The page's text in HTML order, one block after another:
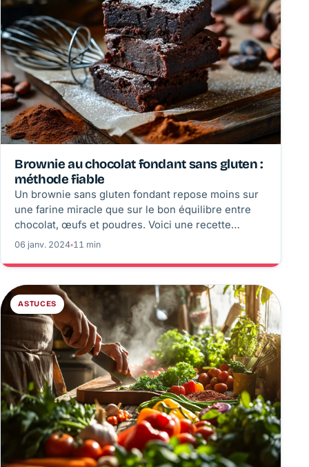
Brownie au chocolat fondant sans gluten :
méthode fiable
Un brownie sans gluten fondant repose moins sur
une farine miracle que sur le bon équilibre entre
chocolat, œufs et poudres. Voici une recette
calibrée, les gestes de cuisson et les corrections
06 janv. 2024◦11 min
ASTUCES